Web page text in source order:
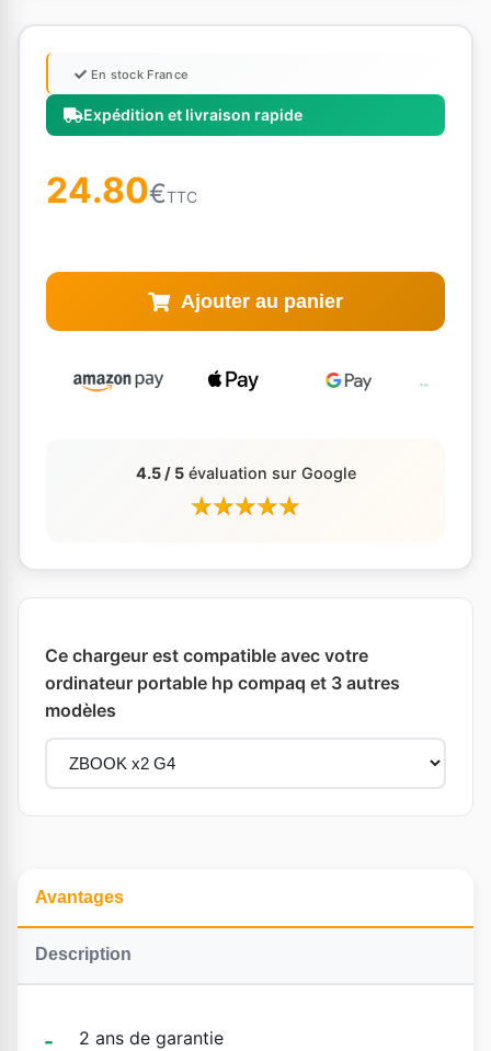
Expédition et livraison rapide
En stock France
24.80€TTC
Ajouter au panier
4.5 / 5évaluation sur Google
Ce chargeur est compatible avec votre
ordinateur portable hp compaq et 3 autres
modèles
Avantages
Description
2 ans de garantie